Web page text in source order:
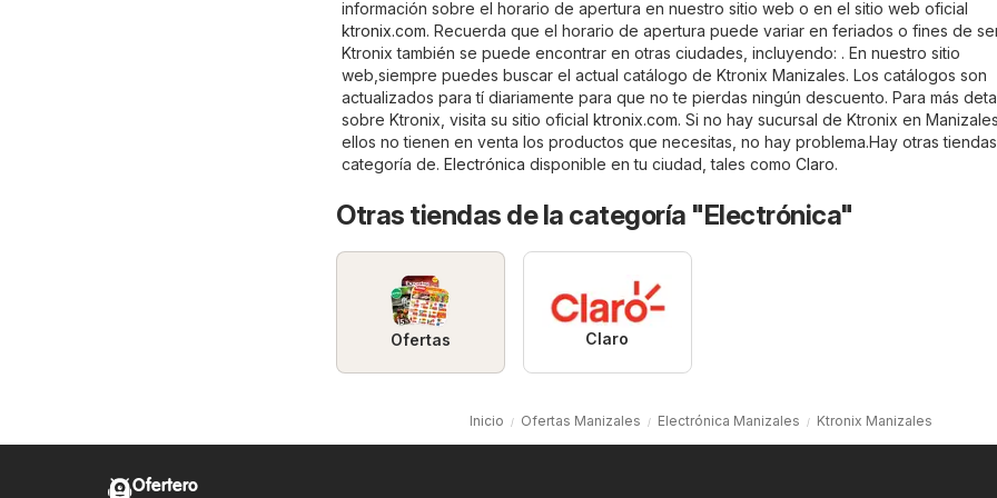
información sobre el horario de apertura en nuestro sitio web o en el sitio web oficial
ktronix.com. Recuerda que el horario de apertura puede variar en feriados o fines de
Ktronix también se puede encontrar en otras ciudades, incluyendo: . En nuestro sitio
web,siempre puedes buscar el actual catálogo de Ktronix Manizales. Los catálogos son
actualizados para tí diariamente para que no te pierdas ningún descuento. Para más
sobre Ktronix, visita su sitio oficial ktronix.com. Si no hay sucursal de Ktronix en
ellos no tienen en venta los productos que necesitas, no hay problema.Hay otras
categoría de. Electrónica disponible en tu ciudad, tales como Claro.
Otras tiendas de la categoría "Electrónica"
Ofertas Claro
Inicio Ofertas Manizales Electrónica Manizales Ktronix Manizales
Ofertero